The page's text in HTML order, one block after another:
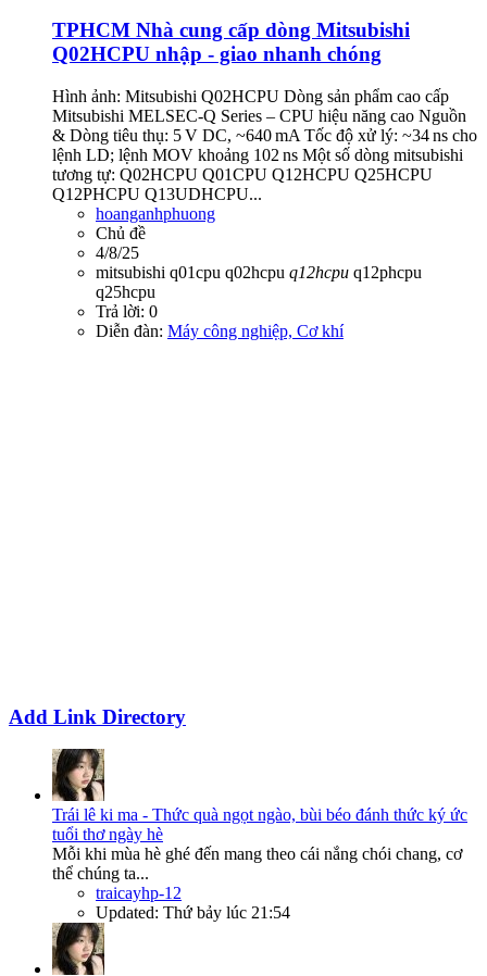
TPHCM Nhà cung cấp dòng Mitsubishi
Q02HCPU nhập - giao nhanh chóng
Hình ảnh: Mitsubishi Q02HCPU Dòng sản phẩm cao cấp
Mitsubishi MELSEC‑Q Series – CPU hiệu năng cao Nguồn
& Dòng tiêu thụ: 5 V DC, ~640 mA Tốc độ xử lý: ~34 ns cho
lệnh LD; lệnh MOV khoảng 102 ns Một số dòng mitsubishi
tương tự: Q02HCPU Q01CPU Q12HCPU Q25HCPU
Q12PHCPU Q13UDHCPU...
hoanganhphuong
Chủ đề
4/8/25
mitsubishi q01cpu q02hcpu q12hcpu q12phcpu
q25hcpu
Trả lời: 0
Diễn đàn: Máy công nghiệp, Cơ khí
Add Link Directory
Trái lê ki ma - Thức quà ngọt ngào, bùi béo đánh thức ký ức
tuổi thơ ngày hè
Mỗi khi mùa hè ghé đến mang theo cái nắng chói chang, cơ
thể chúng ta...
traicayhp-12
Updated: Thứ bảy lúc 21:54